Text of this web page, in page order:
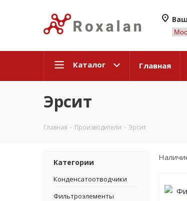
Каталог Главная
Эрсит
Главная - Производители - Эрсит
Категории
Конденсатоотводчики
Фильтроэлементы